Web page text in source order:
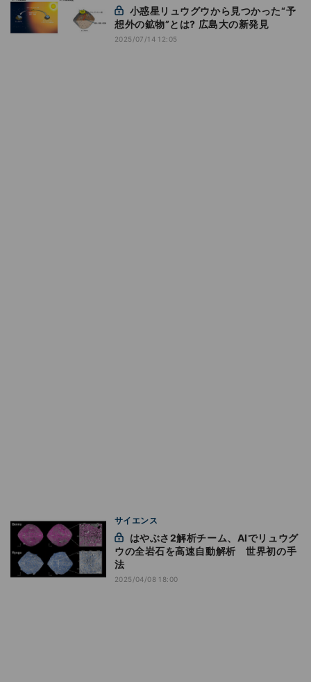
想外の鉱物”とは? 広島大の新発見
2025/07/14 12:05
サイエンス
ウの全岩石を高速自動解析 世界初の手
法
2025/04/08 18:00